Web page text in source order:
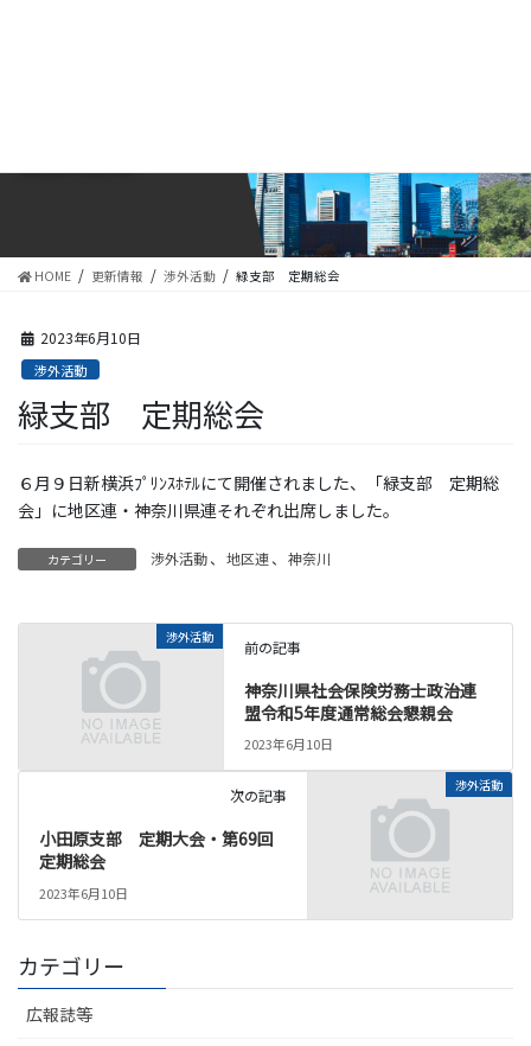
HOME 更新情報 渉外活動 緑支部 定期総会
2023年6月10日
渉外活動
緑支部 定期総会
６月９日新横浜ﾌﾟﾘﾝｽﾎﾃﾙにて開催されました、「緑支部 定期総
会」に地区連・神奈川県連それぞれ出席しました。
カテゴリー 渉外活動、 地区連、 神奈川
渉外活動
前の記事
神奈川県社会保険労務士政治連
盟令和5年度通常総会懇親会
2023年6月10日
渉外活動
次の記事
小田原支部 定期大会・第69回
定期総会
2023年6月10日
カテゴリー
広報誌等